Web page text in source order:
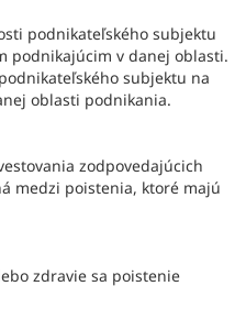
podnikateľského subjektu
podnikajúcim v danej oblasti.
subjektu na
oblasti podnikania.
zodpovedajúcich
medzi poistenia, ktoré majú
zdravie sa poistenie